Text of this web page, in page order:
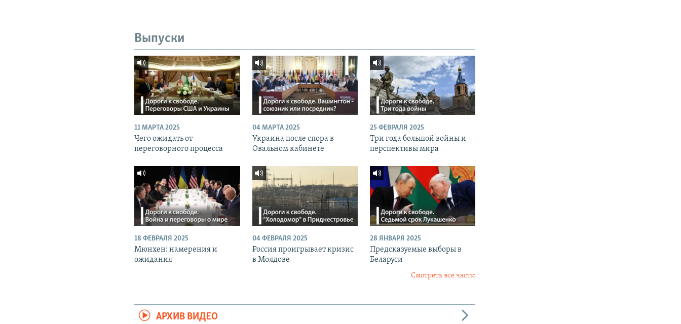
Выпуски
11 МАРТА 2025
Чего ожидать от
переговорного процесса
04 МАРТА 2025
Украина после спора в
Овальном кабинете
25 ФЕВРАЛЯ 2025
Три года большой войны и
перспективы мира
18 ФЕВРАЛЯ 2025
Мюнхен: намерения и
ожидания
04 ФЕВРАЛЯ 2025
Россия проигрывает кризис
в Молдове
28 ЯНВАРЯ 2025
Предсказуемые выборы в
Беларуси
Смотреть все части
АРХИВ ВИДЕО